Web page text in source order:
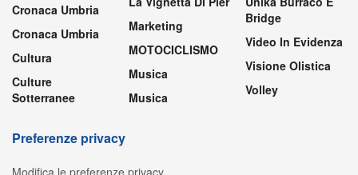
Cronaca Umbria
Cronaca Umbria
Cultura
Culture
Sotterranee
Marketing
MOTOCICLISMO
Musica
Musica
Bridge
Video In Evidenza
Visione Olistica
Volley
Preferenze privacy
Modifica le preferenze privacy